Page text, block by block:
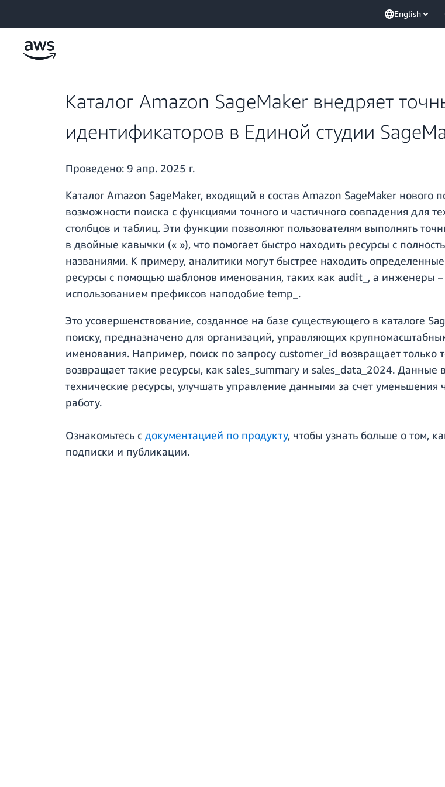
English
Каталог Amazon SageMaker внедряет
идентификаторов в Единой студии
Проведено: 9 апр. 2025 г.
Каталог Amazon SageMaker, входящий в состав Amazon SageMaker
возможности поиска с функциями точного и частичного совпадения для
столбцов и таблиц. Эти функции позволяют пользователям выполнять
в двойные кавычки (« »), что помогает быстро находить ресурсы с
названиями. К примеру, аналитики могут быстрее находить
ресурсы с помощью шаблонов именования, таких как audit_, а инженеры
использованием префиксов наподобие temp_.
Это усовершенствование, созданное на базе существующего в каталоге
поиску, предназначено для организаций, управляющих
именования. Например, поиск по запросу customer_id возвращает только
возвращает такие ресурсы, как sales_summary и sales_data_2024. Данные
технические ресурсы, улучшать управление данными за счет
работу.
Ознакомьтесь с документацией по продукту, чтобы узнать больше о том,
подписки и публикации.